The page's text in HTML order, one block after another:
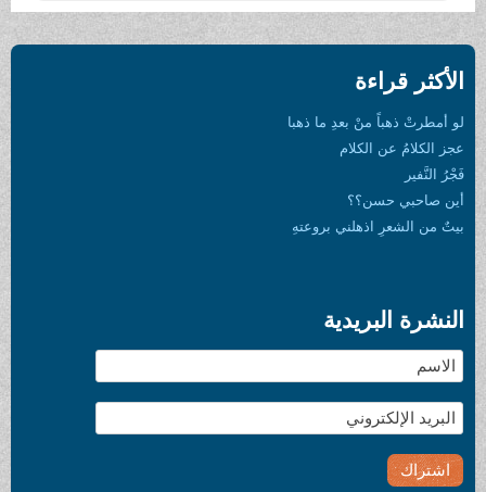
الأكثر قراءة
لو أمطرتْ ذهباً منْ بعدِ ما ذهبا
عجز الكلامُ عن الكلام
فَجْرُ النَّفير
أين صاحبي حسن؟؟
بيتٌ من الشعرِ اذهلني بروعتهِ
النشرة البريدية